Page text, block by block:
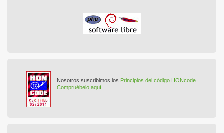
Nosotros suscribimos los Principios del código HONcode.
Compruébelo aquí.